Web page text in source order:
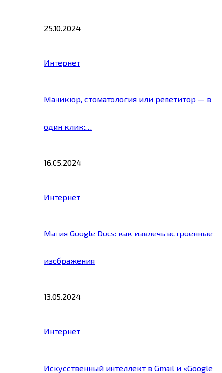
25.10.2024
Интернет
Маникюр, стоматология или репетитор — в
один клик:…
16.05.2024
Интернет
Магия Google Docs: как извлечь встроенные
изображения
13.05.2024
Интернет
Искусственный интеллект в Gmail и «Google